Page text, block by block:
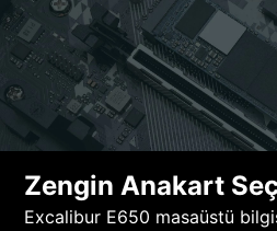
Zengin Anakart
Excalibur E650 masaüstü